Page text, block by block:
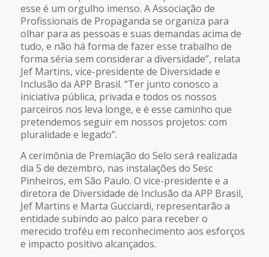
esse é um orgulho imenso. A Associação de
Profissionais de Propaganda se organiza para
olhar para as pessoas e suas demandas acima de
tudo, e não há forma de fazer esse trabalho de
forma séria sem considerar a diversidade”, relata
Jef Martins, vice-presidente de Diversidade e
Inclusão da APP Brasil. “Ter junto conosco a
iniciativa pública, privada e todos os nossos
parceiros nos leva longe, e é esse caminho que
pretendemos seguir em nossos projetos: com
pluralidade e legado”.
A cerimônia de Premiação do Selo será realizada
dia 5 de dezembro, nas instalações do Sesc
Pinheiros, em São Paulo. O vice-presidente e a
diretora de Diversidade de Inclusão da APP Brasil,
Jef Martins e Marta Gucciardi, representarão a
entidade subindo ao palco para receber o
merecido troféu em reconhecimento aos esforços
e impacto positivo alcançados.